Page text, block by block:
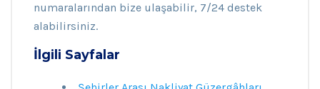
numaralarından bize ulaşabilir, 7/24 destek
alabilirsiniz.
İlgili Sayfalar